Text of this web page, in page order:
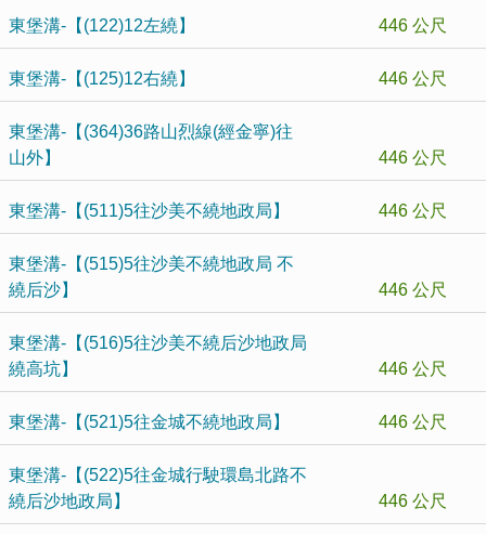
東堡溝-【(122)12左繞】 446 公尺
東堡溝-【(125)12右繞】 446 公尺
東堡溝-【(364)36路山烈線(經金寧)往
山外】
446 公尺
東堡溝-【(511)5往沙美不繞地政局】 446 公尺
東堡溝-【(515)5往沙美不繞地政局 不
繞后沙】
446 公尺
東堡溝-【(516)5往沙美不繞后沙地政局
繞高坑】
446 公尺
東堡溝-【(521)5往金城不繞地政局】 446 公尺
東堡溝-【(522)5往金城行駛環島北路不
繞后沙地政局】
446 公尺